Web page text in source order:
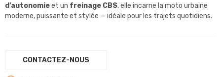
d’autonomieet un freinage CBS, elle incarne la moto urbaine
moderne, puissante et stylée — idéale pour les trajets quotidiens.
CONTACTEZ-NOUS